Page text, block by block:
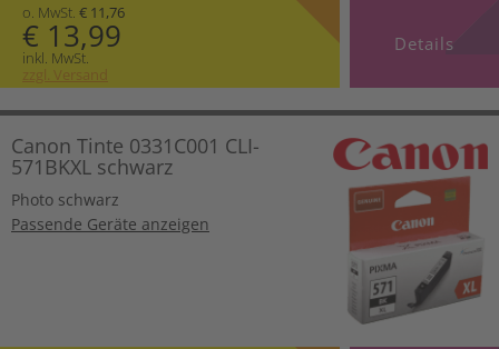
o. MwSt. € 11,76
€ 13,99
inkl. MwSt.
zzgl. Versand
Details
Canon Tinte 0331C001 CLI-
571BKXL schwarz
Photo schwarz
Passende Geräte anzeigen